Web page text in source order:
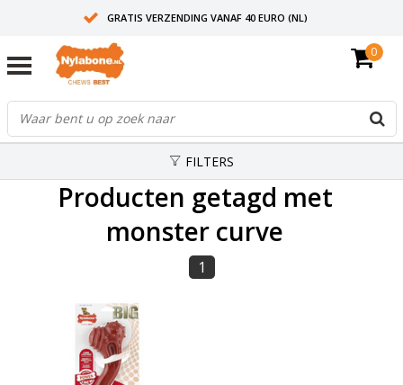
GRATIS VERZENDING VANAF 40 EURO (NL)
0
FILTERS
Producten getagd met
monster curve
1